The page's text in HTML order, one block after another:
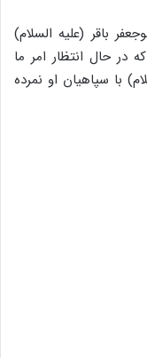
باقر (علیه السلام)
در حال انتظار امر ما
با سپاهیان او نمرده